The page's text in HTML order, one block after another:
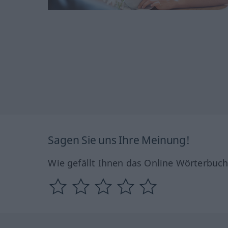
Sagen Sie uns Ihre Meinung!
Wie gefällt Ihnen das Online